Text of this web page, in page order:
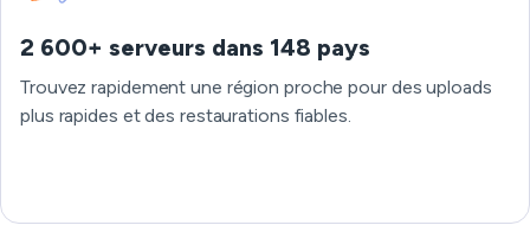
2 600+ serveurs dans 148 pays
Trouvez rapidement une région proche pour des uploads
plus rapides et des restaurations fiables.